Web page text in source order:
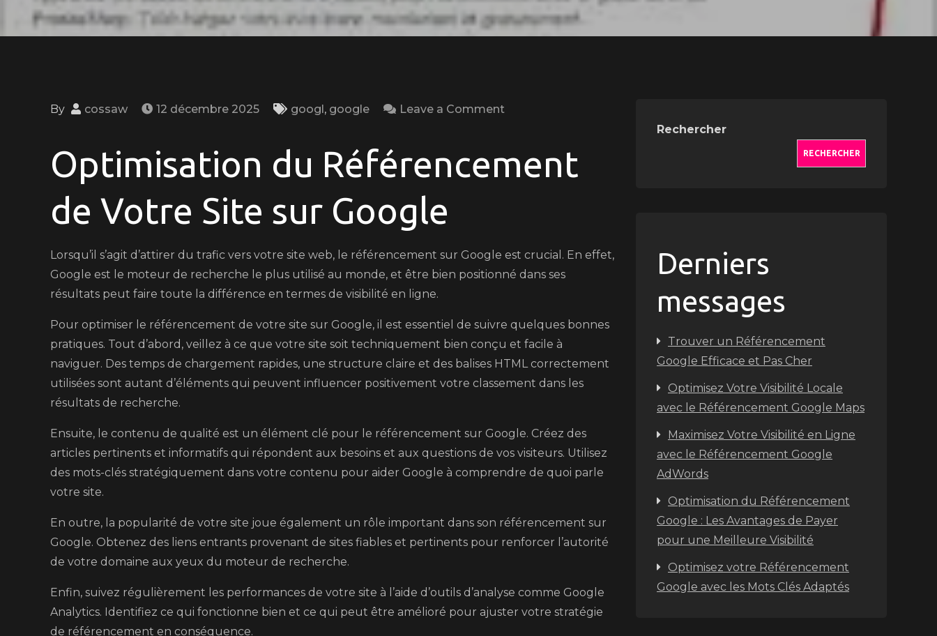
By cossaw 12 décembre 2025 googl, google Leave a Comment
Référencement
Optimisation du Référencement
de Votre Site sur Google
Lorsqu’il s’agit d’attirer du trafic vers votre site web, le référencement sur Google est crucial. En effet,
Google est le moteur de recherche le plus utilisé au monde, et être bien positionné dans ses
résultats peut faire toute la différence en termes de visibilité en ligne.
Pour optimiser le référencement de votre site sur Google, il est essentiel de suivre quelques bonnes
pratiques. Tout d’abord, veillez à ce que votre site soit techniquement bien conçu et facile à
naviguer. Des temps de chargement rapides, une structure claire et des balises HTML correctement
utilisées sont autant d’éléments qui peuvent influencer positivement votre classement dans les
résultats de recherche.
Ensuite, le contenu de qualité est un élément clé pour le référencement sur Google. Créez des
articles pertinents et informatifs qui répondent aux besoins et aux questions de vos visiteurs. Utilisez
des mots-clés stratégiquement dans votre contenu pour aider Google à comprendre de quoi parle
votre site.
En outre, la popularité de votre site joue également un rôle important dans son référencement sur
Google. Obtenez des liens entrants provenant de sites fiables et pertinents pour renforcer l’autorité
de votre domaine aux yeux du moteur de recherche.
Enfin, suivez régulièrement les performances de votre site à l’aide d’outils d’analyse comme Google
Analytics. Identifiez ce qui fonctionne bien et ce qui peut être amélioré pour ajuster votre stratégie
de référencement en conséquence.
Rechercher
RECHERCHER
Derniers
messages
Trouver un Référencement
Google Efficace et Pas Cher
Optimisez Votre Visibilité Locale
avec le Référencement Google Maps
Maximisez Votre Visibilité en Ligne
avec le Référencement Google
AdWords
Optimisation du Référencement
Google : Les Avantages de Payer
pour une Meilleure Visibilité
Optimisez votre Référencement
Google avec les Mots Clés Adaptés